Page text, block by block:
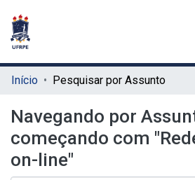
Início Pesquisar por Assunto
Navegando por
começando com
on-line"